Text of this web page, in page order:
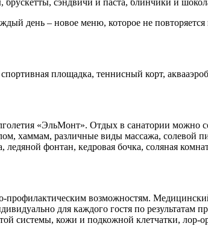
брускетты, сэндвичи и паста, блинчики и
день – новое меню, которое не
площадка, теннисный корт,
«ЭльМонт». Отдых в санатории можно
хаммам, различные виды массажа, солевой
фонтан, кедровая бочка, соляная
профилактическим возможностям.
для каждого гостя по результатам
системы, кожи и подкожной клетчатки, лор-